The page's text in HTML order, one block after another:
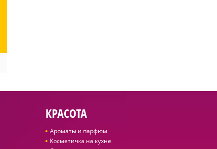
КРАСОТА
Ароматы и парфюм
Косметичка на кухне